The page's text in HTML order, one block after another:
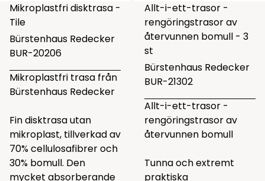
Mikroplastfri disktrasa -
Tile
Bürstenhaus Redecker
BUR-20206
Mikroplastfri trasa från
Bürstenhaus Redecker
Fin disktrasa utan
mikroplast, tillverkad av
70% cellulosafibrer och
30% bomull. Den
mycket absorberande
Allt-i-ett-trasor -
rengöringstrasor av
återvunnen bomull - 3
st
Bürstenhaus Redecker
BUR-21302
Allt-i-ett-trasor -
rengöringstrasor av
återvunnen bomull
Tunna och extremt
praktiska